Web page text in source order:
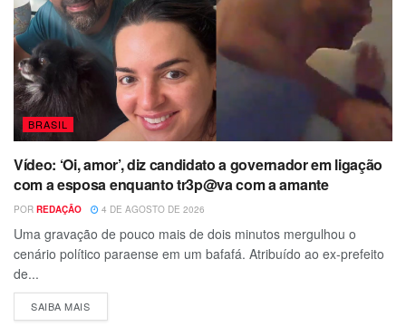
BRASIL
Vídeo: ‘Oi, amor’, diz candidato a governador em ligação
com a esposa enquanto tr3p@va com a amante
POR REDAÇÃO 4 DE AGOSTO DE 2026
Uma gravação de pouco mais de dois minutos mergulhou o
cenário político paraense em um bafafá. Atribuído ao ex-prefeito
de...
SAIBA MAIS